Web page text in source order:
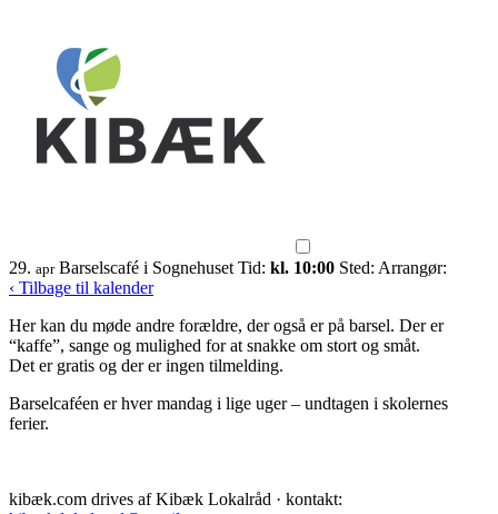
29. apr Barselscafé i Sognehuset Tid: kl. 10:00 Sted: Arrangør:
‹ Tilbage til kalender
Her kan du møde andre forældre, der også er på barsel. Der er
“kaffe”, sange og mulighed for at snakke om stort og småt.
Det er gratis og der er ingen tilmelding.
Barselcaféen er hver mandag i lige uger – undtagen i skolernes
ferier.
kibæk.com drives af Kibæk Lokalråd · kontakt: